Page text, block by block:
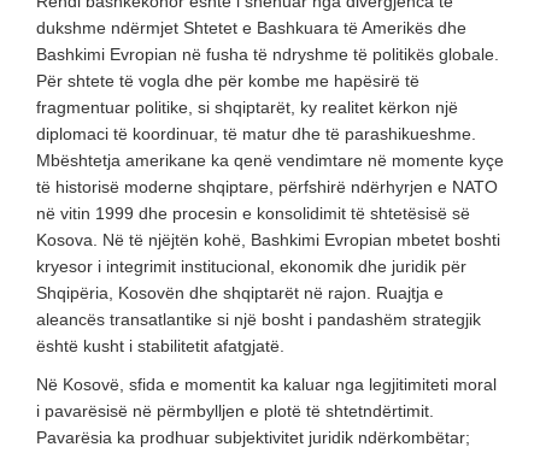
dukshme ndërmjet Shtetet e Bashkuara të Amerikës dhe
Bashkimi Evropian në fusha të ndryshme të politikës globale.
Për shtete të vogla dhe për kombe me hapësirë të
fragmentuar politike, si shqiptarët, ky realitet kërkon një
diplomaci të koordinuar, të matur dhe të parashikueshme.
Mbështetja amerikane ka qenë vendimtare në momente kyçe
të historisë moderne shqiptare, përfshirë ndërhyrjen e NATO
në vitin 1999 dhe procesin e konsolidimit të shtetësisë së
Kosova. Në të njëjtën kohë, Bashkimi Evropian mbetet boshti
kryesor i integrimit institucional, ekonomik dhe juridik për
Shqipëria, Kosovën dhe shqiptarët në rajon. Ruajtja e
aleancës transatlantike si një bosht i pandashëm strategjik
është kusht i stabilitetit afatgjatë.
Në Kosovë, sfida e momentit ka kaluar nga legjitimiteti moral
i pavarësisë në përmbylljen e plotë të shtetndërtimit.
Pavarësia ka prodhuar subjektivitet juridik ndërkombëtar;